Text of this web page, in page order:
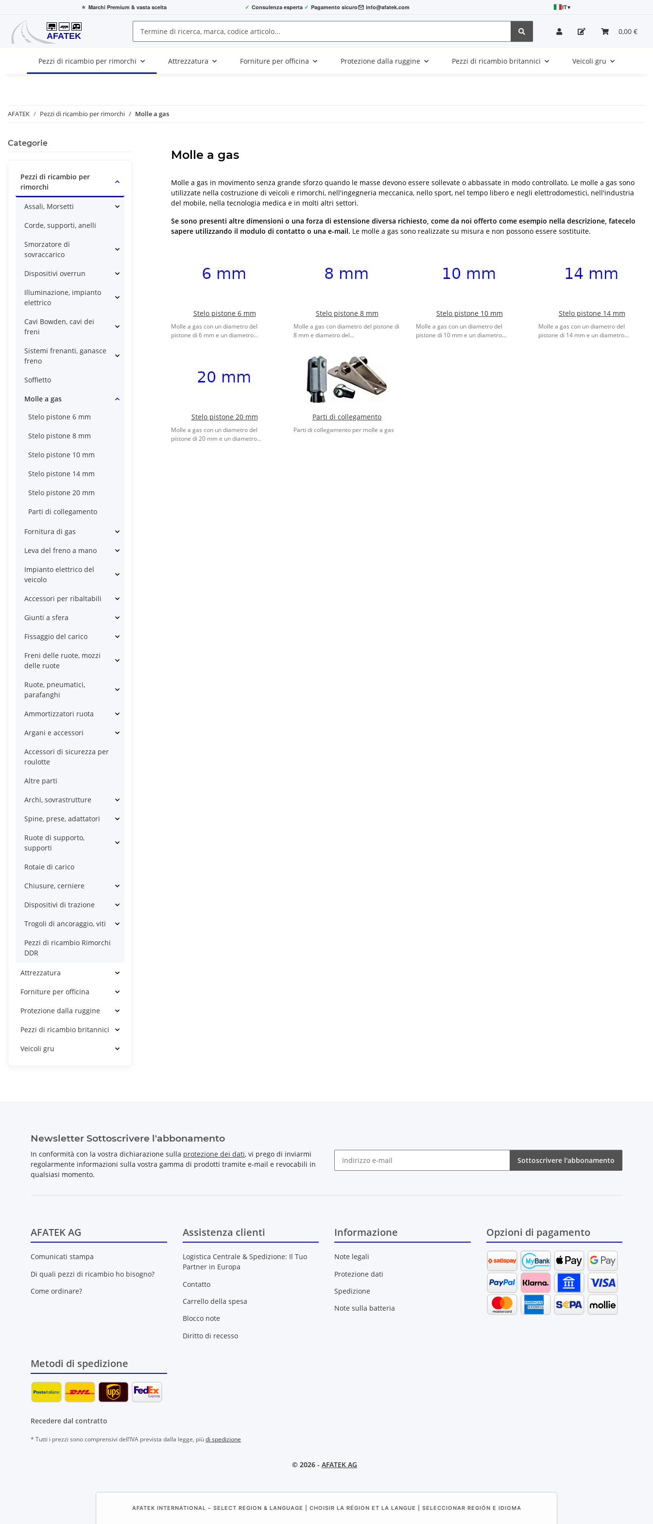
⭐ Marchi Premium & vasta scelta ✓ Consulenza esperta ✓ Pagamento sicuro info@afatek.com IT▾
0,00 €
Pezzi di ricambio per rimorchi Attrezzatura Forniture per officina Protezione dalla ruggine Pezzi di ricambio britannici Veicoli gru
AFATEK Pezzi di ricambio per rimorchi Molle a gas
Molle a gas
Molle a gas in movimento senza grande sforzo quando le masse devono essere sollevate o abbassate in modo controllato. Le molle a gas sono
utilizzate nella costruzione di veicoli e rimorchi, nell'ingegneria meccanica, nello sport, nel tempo libero e negli elettrodomestici, nell'industria
del mobile, nella tecnologia medica e in molti altri settori.
Se sono presenti altre dimensioni o una forza di estensione diversa richiesto, come da noi offerto come esempio nella descrizione, fatecelo
sapere utilizzando il modulo di contatto o una e-mail. Le molle a gas sono realizzate su misura e non possono essere sostituite.
Stelo pistone 6 mm
Molle a gas con un diametro del
pistone di 6 mm e un diametro...
Stelo pistone 8 mm
Molle a gas con diametro del pistone di
8 mm e diametro del...
Stelo pistone 10 mm
Molle a gas con un diametro del
pistone di 10 mm e un diametro...
Stelo pistone 14 mm
Molle a gas con un diametro del
pistone di 14 mm e un diametro...
Stelo pistone 20 mm
Molle a gas con un diametro del
pistone di 20 mm e un diametro...
Parti di collegamento
Parti di collegamento per molle a gas
Categorie
Pezzi di ricambio per
rimorchi
Assali, Morsetti
Corde, supporti, anelli
Smorzatore di
sovraccarico
Dispositivi overrun
Illuminazione, impianto
elettrico
Cavi Bowden, cavi dei
freni
Sistemi frenanti, ganasce
freno
Soffietto
Molle a gas
Stelo pistone 6 mm
Stelo pistone 8 mm
Stelo pistone 10 mm
Stelo pistone 14 mm
Stelo pistone 20 mm
Parti di collegamento
Fornitura di gas
Leva del freno a mano
Impianto elettrico del
veicolo
Accessori per ribaltabili
Giunti a sfera
Fissaggio del carico
Freni delle ruote, mozzi
delle ruote
Ruote, pneumatici,
parafanghi
Ammortizzatori ruota
Argani e accessori
Accessori di sicurezza per
roulotte
Altre parti
Archi, sovrastrutture
Spine, prese, adattatori
Ruote di supporto,
supporti
Rotaie di carico
Chiusure, cerniere
Dispositivi di trazione
Trogoli di ancoraggio, viti
Pezzi di ricambio Rimorchi
DDR
Attrezzatura
Forniture per officina
Protezione dalla ruggine
Pezzi di ricambio britannici
Veicoli gru
Newsletter Sottoscrivere l'abbonamento
In conformità con la vostra dichiarazione sulla protezione dei dati, vi prego di inviarmi
regolarmente informazioni sulla vostra gamma di prodotti tramite e-mail e revocabili in
qualsiasi momento.
Sottoscrivere l'abbonamento
AFATEK AG
Comunicati stampa
Di quali pezzi di ricambio ho bisogno?
Come ordinare?
Assistenza clienti
Logistica Centrale & Spedizione: Il Tuo
Partner in Europa
Contatto
Carrello della spesa
Blocco note
Diritto di recesso
Informazione
Note legali
Protezione dati
Spedizione
Note sulla batteria
Opzioni di pagamento
Metodi di spedizione
Recedere dal contratto
* Tutti i prezzi sono comprensivi dell’IVA prevista dalla legge, piùdi spedizione
© 2026 - AFATEK AG
AFATEK INTERNATIONAL – SELECT REGION & LANGUAGE | CHOISIR LA RÉGION ET LA LANGUE | SELECCIONAR REGIÓN E IDIOMA